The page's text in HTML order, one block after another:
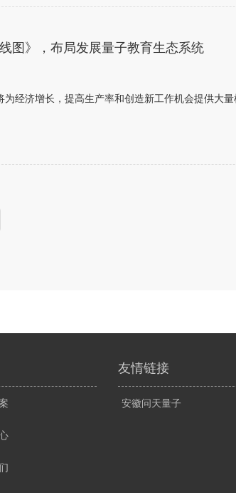
图》，布局发展量子教育生态系统
经济增长，提高生产率和创造新工作机会提供大量
友情链接
安徽问天量子